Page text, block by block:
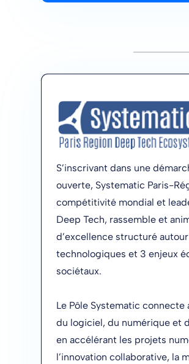
S’inscrivant dans une
ouverte, Systematic Paris-
compétitivité mondial et
Deep Tech, rassemble et
d’excellence structuré
technologiques et 3 enjeux
sociétaux.
Le Pôle Systematic connecte
du logiciel, du numérique et
en accélérant les projets
l’innovation collaborative, la